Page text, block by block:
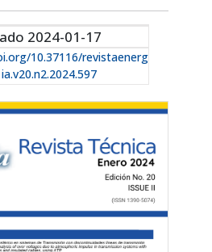
2024-01-17
10.37116/revistaenerg
ia.v20.n2.2024.597